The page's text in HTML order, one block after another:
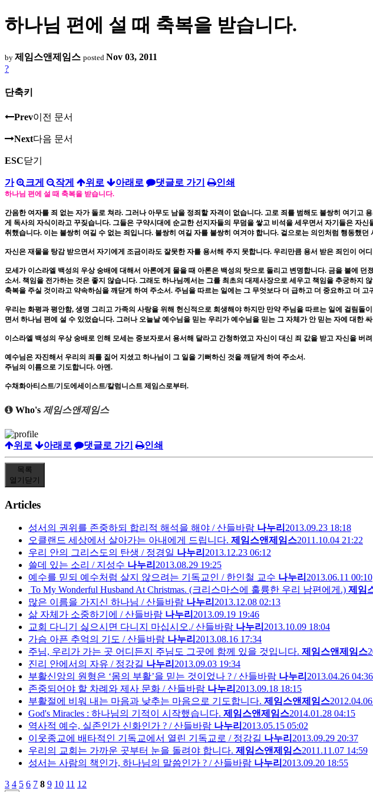
하나님 편에 설 때 축복을 받습니다.
by 제임스앤제임스 posted Nov 03, 2011
?
단축키
Prev이전 문서
Next다음 문서
ESC닫기
가 크게 작게 위로 아래로 댓글로 가기 인쇄
하나님 편에 설 때 축복을 받습니다.
간음한 여자를 죄 없는 자가 돌로 쳐라. 그러나 아무도 남을 정죄할 자격이 없습니다. 고로 죄를 범해도 불쌍히 여기고
게 독사의 자식이라고 꾸짖습니다. 그들은 구약시대에 순교한 선지자들의 무덤을 쌓고 비석을 세우면서 자기들은 자
취했습니다. 이는 불쌍히 여길 수 없는 죄입니다. 불쌍히 여길 자를 불쌍히 여겨야 합니다. 겉으로는 의인처럼 행동했던
자신은 재물을 탕감 받으면서 자기에게 조금이라도 잘못한 자를 용서해 주지 못합니다. 우리만큼 용서 받은 죄인이 어
모세가 이스라엘 백성의 우상 숭배에 대해서 아론에게 물을 때 아론은 백성의 탓으로 돌리고 변명합니다. 금을 불에 던
소서. 책임을 전가하는 것은 좋지 않습니다. 그래도 하나님께서는 그를 최초의 대제사장으로 세우고 책임을 추궁하지
축복을 주실 것이라고 약속하심을 깨닫게 하여 주소서. 주님을 따르는 일에는 그 무엇보다 더 급하고 더 중요하고 더 고
우리는 화평과 평안함, 생명 그리고 가족의 사랑을 위해 헌신적으로 희생해야 하지만 만약 주님을 따르는 일에 걸림돌
면서 하나님 편에 설 수 있었습니다. 그러나 오늘날 예수님을 믿는 우리가 예수님을 믿는 그 자체가 안 믿는 자에 대한
이스라엘 백성의 우상 숭배로 인해 모세는 중보자로서 용서해 달라고 간청하였고 자신이 대신 죄 값을 받고 자신을 버
예수님은 자진해서 우리의 죄를 짊어 지셨고 하나님이 그 일을 기뻐하신 것을 깨닫게 하여 주소서.
주님의 이름으로 기도합니다. 아멘.
수채화아티스트/기도에세이스트/칼럼니스트 제임스로부터.
Who's 제임스앤제임스
위로 아래로 댓글로 가기 인쇄
목록
열기 닫기
Articles
성서의 권위를 존중하되 합리적 해석을 해야 / 산들바람 나누리 2013.09.23 18:18
오클랜드 세상에서 살아가는 아내에게 드립니다. 제임스앤제임스2011.10.04 21:22
우리 안의 그리스도의 탄생 / 정경일 나누리 2013.12.23 06:12
쓸데 있는 소리 / 지성수 나누리 2013.08.29 19:25
예수를 믿되 예수처럼 살지 않으려는 기독교인 / 한인철 교수 나누리 2013.06.11 00:10
To My Wonderful Husband At Christmas. (크리스마스에 훌륭한 우리 남편에게.) 제임
많은 이름을 가지신 하나님 / 산들바람 나누리 2013.12.08 02:13
삶 자체가 소중하기에 / 산들바람 나누리 2013.09.19 19:46
교회 다니기 싫으시면 다니지 마십시오./ 산들바람 나누리 2013.10.09 18:04
가슴 아픈 추억의 기도 / 산들바람 나누리 2013.08.16 17:34
주님, 우리가 가는 곳 어디든지 주님도 그곳에 함께 있을 것입니다. 제임스앤제임스
진리 안에서의 자유 / 정강길 나누리 2013.09.03 19:34
부활신앙의 원형은 ‘몸의 부활’을 믿는 것이었나 ? / 산들바람 나누리 2013.04.26 04:36
존중되어야 할 차례와 제사 문화 / 산들바람 나누리 2013.09.18 18:15
부활절에 비워 내는 마음과 낮추는 마음으로 기도합니다. 제임스앤제임스
God's Miracles : 하나님의 기적이 시작했습니다. 제임스앤제임스2014.01.28 04:15
역사적 예수, 실존인가 신화인가 ? / 산들바람 나누리 2013.05.15 05:02
이웃종교에 배타적인 기독교에서 열린 기독교로 / 정강길 나누리 2013.09.29 20:37
우리의 교회는 가까운 곳부터 눈을 돌려야 합니다. 제임스앤제임스2011.11.07 14:59
성서는 사람의 책인가, 하나님의 말씀인가 ? / 산들바람 나누리 2013.09.20 18:55
3 4 5 6 7 8 9 10 11 12